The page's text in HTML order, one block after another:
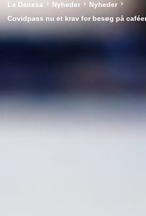
La Danesa Nyheder
Nyheder
Covidpass nu et krav for besøg på